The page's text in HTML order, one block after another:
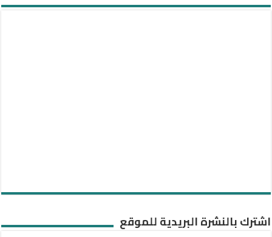
اشترك بالنشرة البريدية للموقع